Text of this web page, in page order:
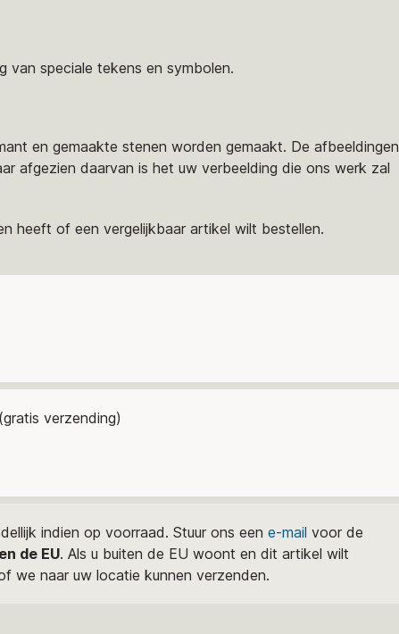
van speciale tekens en symbolen.
en gemaakte stenen worden gemaakt. De afbeeldingen
afgezien daarvan is het uw verbeelding die ons werk zal
heeft of een vergelijkbaar artikel wilt bestellen.
(gratis verzending)
indien op voorraad. Stuur ons een e-mail voor de
de EU. Als u buiten de EU woont en dit artikel wilt
we naar uw locatie kunnen verzenden.